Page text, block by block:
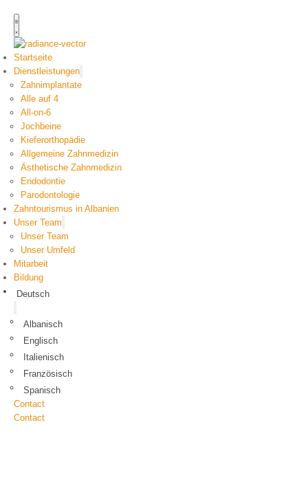
Startseite
Dienstleistungen
Zahnimplantate
Alle auf 4
All-on-6
Jochbeine
Kieferorthopädie
Allgemeine Zahnmedizin
Ästhetische Zahnmedizin
Endodontie
Parodontologie
Zahntourismus in Albanien
Unser Team
Unser Team
Unser Umfeld
Mitarbeit
Bildung
Deutsch
Albanisch
Englisch
Italienisch
Französisch
Spanisch
Contact
Contact